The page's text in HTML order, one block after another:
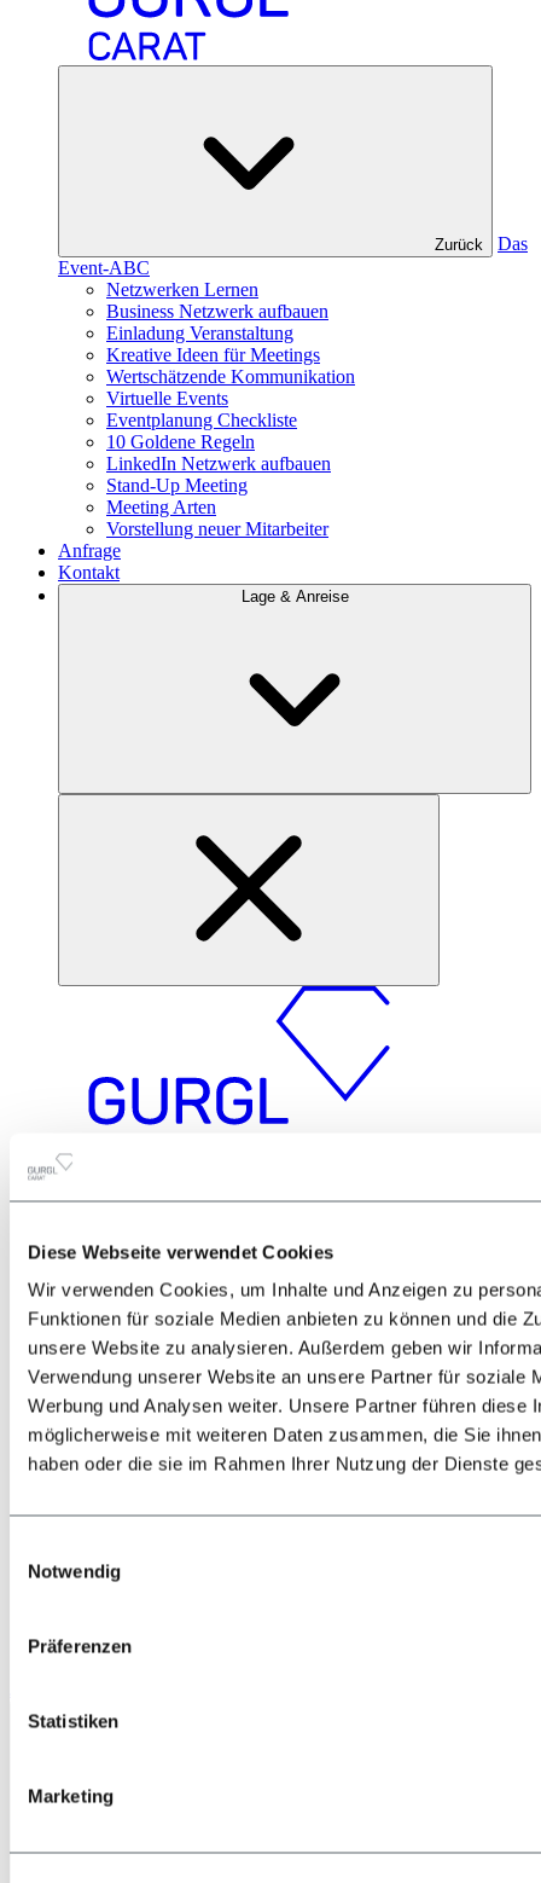
Diese Webseite verwendet Cookies
Wir verwenden Cookies, um Inhalte und Anzeigen zu
Funktionen für soziale Medien anbieten zu können und die
unsere Website zu analysieren. Außerdem geben wir
Verwendung unserer Website an unsere Partner für soziale
Werbung und Analysen weiter. Unsere Partner führen diese
möglicherweise mit weiteren Daten zusammen, die Sie
haben oder die sie im Rahmen Ihrer Nutzung der Dienste
Notwendig
Präferenzen
Statistiken
Marketing
Zurück
Das
Event-ABC
Netzwerken Lernen
Business Netzwerk aufbauen
Einladung Veranstaltung
Kreative Ideen für Meetings
Wertschätzende Kommunikation
Virtuelle Events
Eventplanung Checkliste
10 Goldene Regeln
LinkedIn Netzwerk aufbauen
Stand-Up Meeting
Meeting Arten
Vorstellung neuer Mitarbeiter
Anfrage
Kontakt
Lage & Anreise
Zurück
Alles zur Lage & Anreise
Bahn
Bus
PKW
Flugzeug